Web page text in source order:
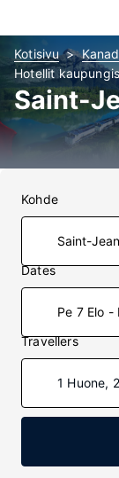
Kotisivu
Hotellit
Saint-
Kohde
Dates
Pe 7 Elo -
Travellers
1 Huone,